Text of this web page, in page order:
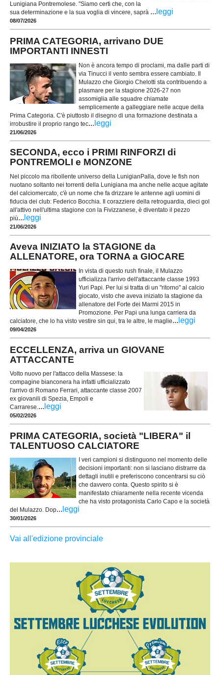
Lunigiana Pontremolese. "Siamo certi che, con la
sua determinazione e la sua voglia di vincere, saprà ... leggi
08/07/2026
PRIMA CATEGORIA, arrivano DUE
IMPORTANTI INNESTI
Non è ancora tempo di proclami, ma dalle parti di
via Tinucci il vento sembra essere cambiato. Il
Mulazzo che Giorgio Chelotti sta contribuendo a
plasmare per la stagione 2026-27 non
assomiglia alle squadre chiamate
semplicemente a galleggiare nelle acque della
Prima Categoria. C'è piuttosto il disegno di una formazione destinata a
irrobustire il proprio rango tec... leggi
21/06/2026
SECONDA, ecco i PRIMI RINFORZI di
PONTREMOLI e MONZONE
Nel piccolo ma ribollente universo della LunigianPalla, dove le fish non
nuotano soltanto nei torrenti della Lunigiana ma anche nelle acque agitate
del calciomercato, c'è un nome che fa drizzare le antenne agli uomini di
fiducia dei club: Federico Bocchia. Il corazziere della retroguardia, dieci gol
all'attivo nell'ultima stagione con la Fivizzanese, è diventato il pezzo
più... leggi
21/06/2026
Aveva INIZIATO la STAGIONE da
ALLENATORE, ora TORNA a GIOCARE
In vista di questo rush finale, il Mulazzo
ufficializza l'arrivo dell'attaccante classe 1993
Yuri Papi. Per lui si tratta di un "ritorno" al calcio
giocato, visto che aveva iniziato la stagione da
allenatore del Forte dei Marmi 2015 in
Promozione. Per Papi una lunga carriera da
calciatore, che lo ha visto vestire sin qui, tra le altre, le maglie... leggi
09/04/2026
ECCELLENZA, arriva un GIOVANE
ATTACCANTE
Volto nuovo per l'attacco della Massese: la
compagine bianconera ha infatti ufficializzato
l'arrivo di Romano Ferrari, attaccante classe 2007
ex giovanili di Spezia, Empoli e
Carrarese.... leggi
05/02/2026
PRIMA CATEGORIA, società "LIBERA" il
TALENTUOSO CALCIATORE
I veri campioni si distinguono nel momento delle
decisioni importanti: non si lasciano distrarre da
dettagli inutili e preferiscono concentrarsi su ciò
che davvero conta. Questo spirito si è
manifestato chiaramente nella recente vicenda
che ha visto protagonista Carlo Capo e la società
del Mulazzo. Dop... leggi
30/01/2026
Vai all'edizione provinciale